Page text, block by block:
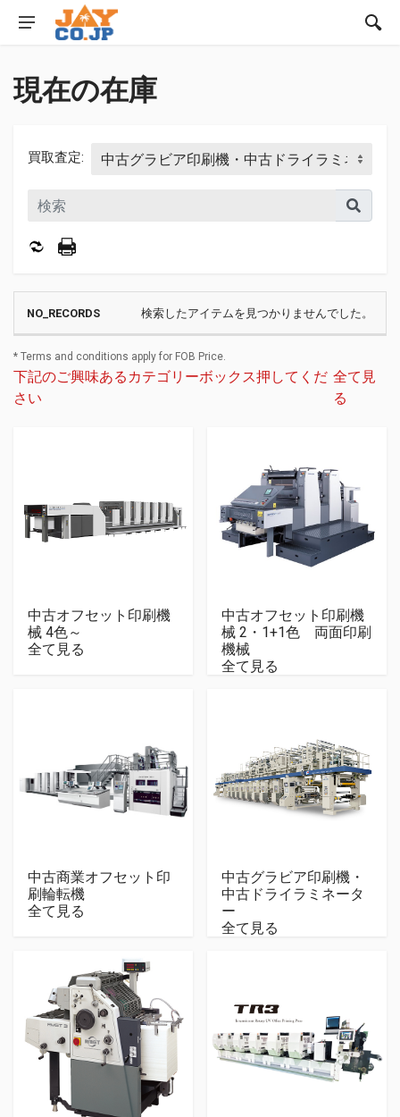
現在の在庫
買取査定:
検索したアイテムを見つかりませんでした。
* Terms and conditions apply for FOB Price.
下記のご興味あるカテゴリーボックス押してくだ
さい
全て見
る
中古オフセット印刷機
械 4色～
全て見る
中古オフセット印刷機
械 2・1+1色 両面印刷
機械
全て見る
中古商業オフセット印
刷輪転機
全て見る
中古グラビア印刷機・
中古ドライラミネータ
ー
全て見る